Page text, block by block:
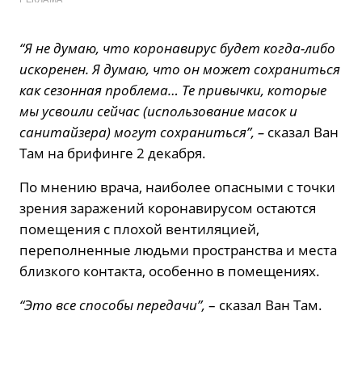
“Я не думаю, что коронавирус будет когда-либо
искоренен. Я думаю, что он может сохраниться
как сезонная проблема… Те привычки, которые
мы усвоили сейчас (использование масок и
санитайзера) могут сохраниться”, – сказал Ван
Там на брифинге 2 декабря.
По мнению врача, наиболее опасными с точки
зрения заражений коронавирусом остаются
помещения с плохой вентиляцией,
переполненные людьми пространства и места
близкого контакта, особенно в помещениях.
“Это все способы передачи”, – сказал Ван Там.